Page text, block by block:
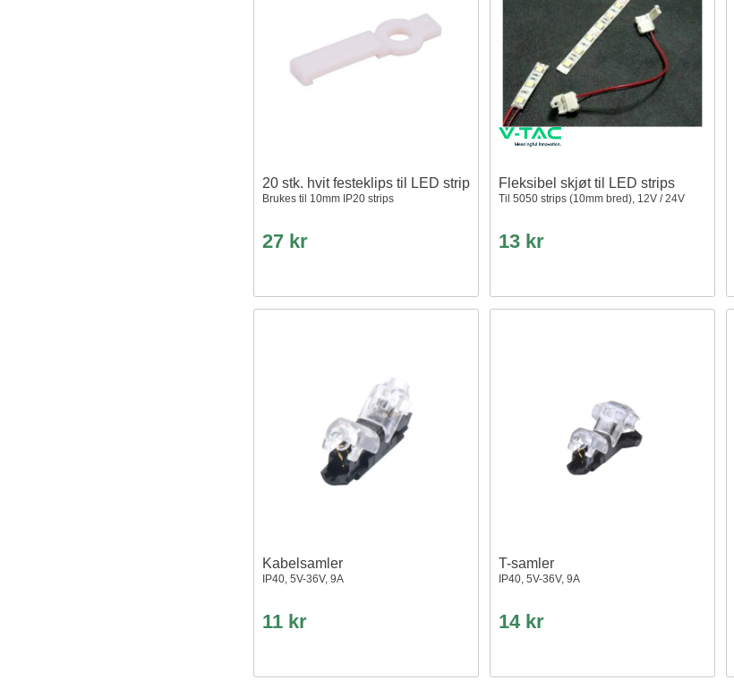
20 stk. hvit festeklips til LED strip
Brukes til 10mm IP20 strips
27 kr
Fleksibel skjøt til LED strips
Til 5050 strips (10mm bred), 12V / 24V
13 kr
Kabelsamler
IP40, 5V-36V, 9A
11 kr
T-samler
IP40, 5V-36V, 9A
14 kr